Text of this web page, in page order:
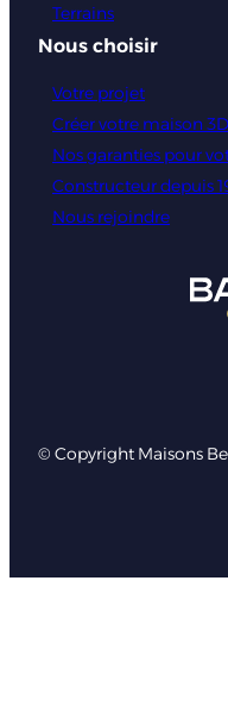
Terrains
Nous choisir
Votre projet
Créer votre maison 3D
Nos garanties pour
Constructeur depuis
Nous rejoindre
© Copyright Maisons